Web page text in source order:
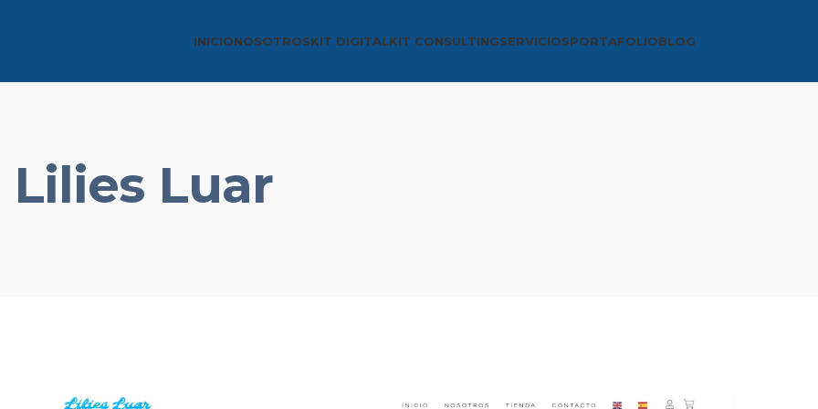
INICIONOSOTROSKIT DIGITALKIT CONSULTINGSERVICIOSPORTAFOLIOBLOG
Lilies Luar